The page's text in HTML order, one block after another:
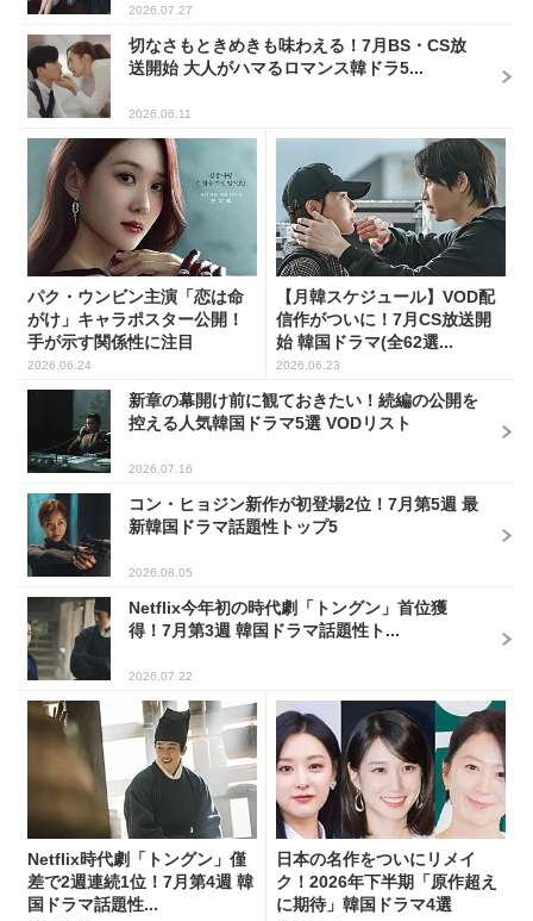
2026.07.27
切なさもときめきも味わえる！7月BS・CS放
送開始 大人がハマるロマンス韓ドラ5...
2026.06.11
パク・ウンビン主演「恋は命
がけ」キャラポスター公開！
手が示す関係性に注目
2026.06.24
【月韓スケジュール】VOD配
信作がついに！7月CS放送開
始 韓国ドラマ(全62選...
2026.06.23
新章の幕開け前に観ておきたい！続編の公開を
控える人気韓国ドラマ5選 VODリスト
2026.07.16
コン・ヒョジン新作が初登場2位！7月第5週 最
新韓国ドラマ話題性トップ5
2026.08.05
Netflix今年初の時代劇「トングン」首位獲
得！7月第3週 韓国ドラマ話題性ト...
2026.07.22
Netflix時代劇「トングン」僅
差で2週連続1位！7月第4週 韓
国ドラマ話題性...
日本の名作をついにリメイ
ク！2026年下半期「原作超え
に期待」韓国ドラマ4選